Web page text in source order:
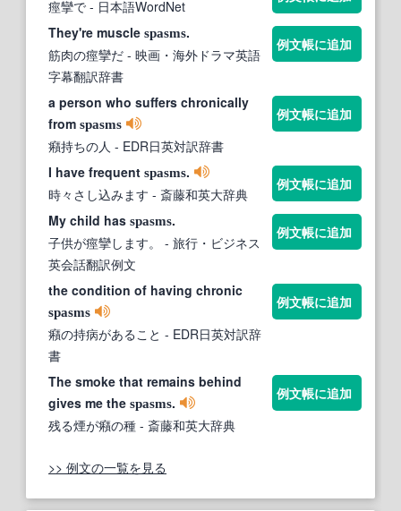
痙攣で - 日本語WordNet
They're muscle spasms.
筋肉の痙攣だ - 映画・海外ドラマ英語
字幕翻訳辞書
例文帳に追加
a person who suffers chronically
from spasms
癪持ちの人 - EDR日英対訳辞書
例文帳に追加
I have frequent spasms.
時々さし込みます - 斎藤和英大辞典
例文帳に追加
My child has spasms.
子供が痙攣します。
- 旅行・ビジネス
英会話翻訳例文
例文帳に追加
the condition of having chronic
spasms
癪の持病があること - EDR日英対訳辞
書
例文帳に追加
The smoke that remains behind
gives me the spasms.
残る煙が癪の種 - 斎藤和英大辞典
例文帳に追加
>> 例文の一覧を見る